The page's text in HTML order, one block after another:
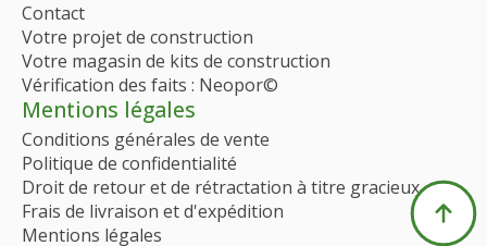
Contact
Votre projet de construction
Votre magasin de kits de construction
Vérification des faits : Neopor©
Mentions légales
Conditions générales de vente
Politique de confidentialité
Droit de retour et de rétractation à titre gracieux
Frais de livraison et d'expédition
Mentions légales